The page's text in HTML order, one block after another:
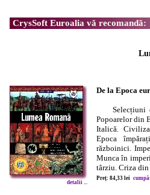
CrysSoft Euroalia vă recomandă:
detalii ...
De la Epoca
Selecțiuni
Popoarelor din
Italică.
Epoca
războinici.
Munca în
târziu. Criza din
Preț: 84,33 lei